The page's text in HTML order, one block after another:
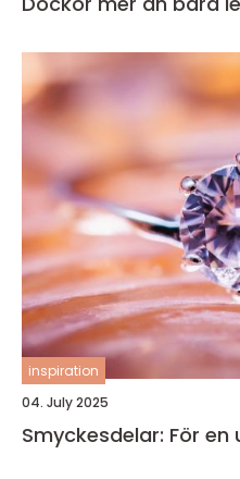
inspiration
04. July 2025
Smyckesdelar: För